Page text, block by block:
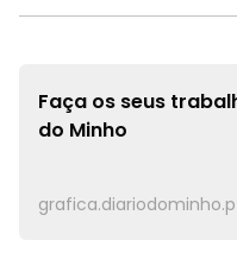
Faça os seus
do Minho